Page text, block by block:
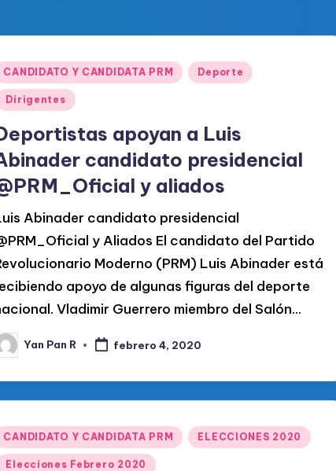
CANDIDATO Y CANDIDATA PRM Deporte
Dirigentes
apoyan a Luis
candidato presidencial
y aliados
Abinader candidato presidencial
y Aliados El candidato del Partido
Moderno (PRM) Luis Abinader está
apoyo de algunas figuras del deporte
Vladimir Guerrero miembro del Salón…
Yan Pan R febrero 4, 2020
CANDIDATO Y CANDIDATA PRM ELECCIONES 2020
Elecciones Febrero 2020